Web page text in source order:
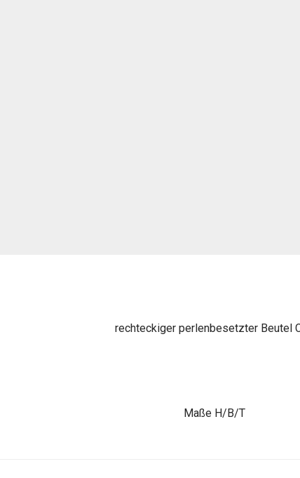
rechteckiger perlenbesetzter Beutel
Maße